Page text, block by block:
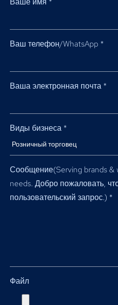
Ваш телефон/WhatsApp *
Ваша электронная почта *
Виды бизнеса *
Сообщение(Serving brands &
needs. Добро пожаловать,
пользовательский запрос.) *
Файл